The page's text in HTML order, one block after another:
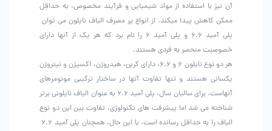
آن نیز با استفاده از مواد شیمیایی و فرآیند مخصوص، به حداقل
ممکن کاهش پیدا میکند. از انواع پر مصرف الیاف نایلون می توان
پلی آمید 6.6 و پلی آمید 6 را نام برد که هر یک از آنها دارای
خصوصیت منحصر به فردی هستند.
هر دو نوع نایلون 6 و 6.6، دارای کربن، هیدروژن، اکسیژن و نیتروژن
یکسانی هستند و تنها تفاوت آنها در ساختار ترکیبی مونومرهای
آنهاست. برای سالیان سال، پلی آمید 6.6 به عنوان الیاف نایلونی برتر
شناخته می شد اما پیشرفت های تکنولوژی، تفاوت بین این دو نوع